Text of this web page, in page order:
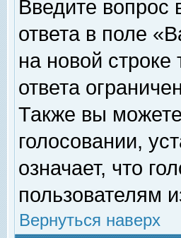
Введите вопрос
ответа в поле
на новой строке
ответа
Также вы можете
голосовании,
означает, что
пользователям
Вернуться наверх